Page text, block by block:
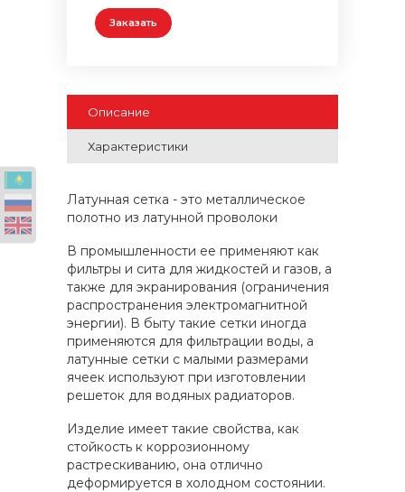
Заказать
Описание
Характеристики
Латунная сетка - это металлическое
полотно из латунной проволоки
В промышленности ее применяют как
фильтры и сита для жидкостей и газов, а
также для экранирования (ограничения
распространения электромагнитной
энергии). В быту такие сетки иногда
применяются для фильтрации воды, а
латунные сетки с малыми размерами
ячеек используют при изготовлении
решеток для водяных радиаторов.
Изделие имеет такие свойства, как
стойкость к коррозионному
растрескиванию, она отлично
деформируется в холодном состоянии.